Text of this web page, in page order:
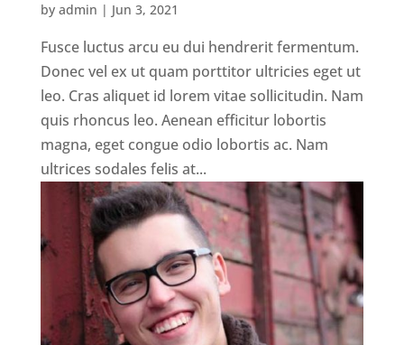
by admin | Jun 3, 2021
Fusce luctus arcu eu dui hendrerit fermentum.
Donec vel ex ut quam porttitor ultricies eget ut
leo. Cras aliquet id lorem vitae sollicitudin. Nam
quis rhoncus leo. Aenean efficitur lobortis
magna, eget congue odio lobortis ac. Nam
ultrices sodales felis at...